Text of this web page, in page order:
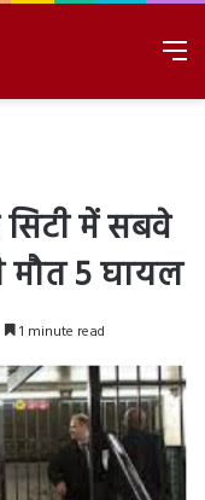
सिटी में सबवे
मौत 5 घायल
1 minute read